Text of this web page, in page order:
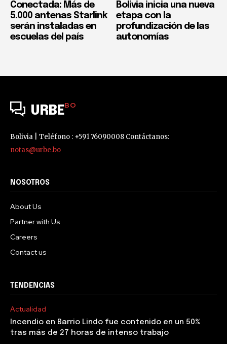
Conectada: Más de
5.000 antenas Starlink
serán instaladas en
escuelas del país
Bolivia inicia una nueva
etapa con la
profundización de las
autonomías
URBEBO
Bolivia | Teléfono : +591 76090008 Contáctanos:
notas@urbe.bo
NOSOTROS
About Us
Partner with Us
Careers
Contact us
TENDENCIAS
Actualidad
Incendio en Barrio Lindo fue contenido en un 50%
tras más de 27 horas de intenso trabajo